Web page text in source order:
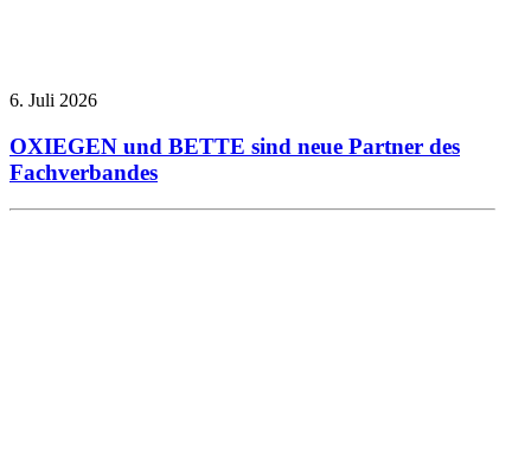
6. Juli 2026
OXIEGEN und BETTE sind neue Partner des
Fachverbandes